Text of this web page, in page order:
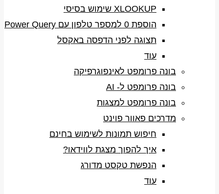
XLOOKUP שימוש בסיסי
הוספת 0 למספר טלפון עם Power Query
תצוגה לפני הדפסה באקסל
עוד
בונה פרומפט לאינפוגרפיקה
בונה פרומפט ל- AI
בונה פרומפט למצגות
מדרכים פאוור פוינט
חיפוש תמונות לשימוש בחינם
איך להפוך מצגת לווידאו?
הנפשת טקסט מדורג
עוד